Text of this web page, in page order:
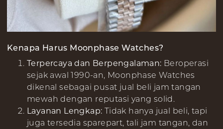
Kenapa Harus Moonphase Watches?
Terpercaya dan Berpengalaman: Beroperasi
sejak awal 1990-an, Moonphase Watches
dikenal sebagai pusat jual beli jam tangan
mewah dengan reputasi yang solid.
Layanan Lengkap: Tidak hanya jual beli, tapi
juga tersedia sparepart, tali jam tangan, dan